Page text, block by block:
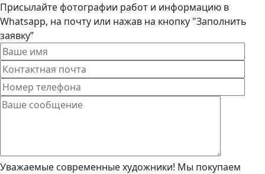
Присылайте фотографии работ и информацию в
Whatsapp, на почту или нажав на кнопку "Заполнить
заявку”
Уважаемые современные художники! Мы покупаем